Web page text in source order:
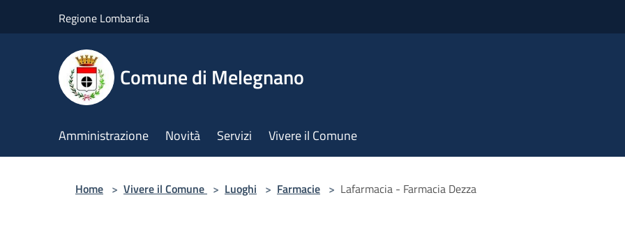
Regione Lombardia
Comune di Melegnano
Amministrazione Novità Servizi Vivere il Comune
Home > Vivere il Comune > Luoghi > Farmacie > Lafarmacia - Farmacia Dezza